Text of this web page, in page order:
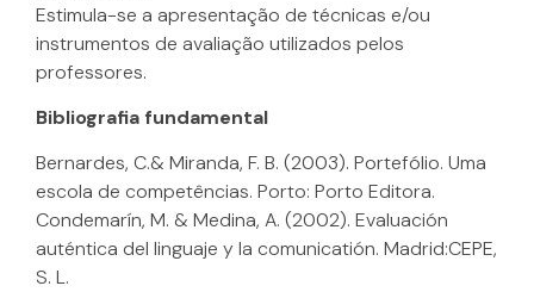
Estimula-se a apresentação de técnicas e/ou
instrumentos de avaliação utilizados pelos
professores.
Bibliografia fundamental
Bernardes, C.& Miranda, F. B. (2003). Portefólio. Uma
escola de competências. Porto: Porto Editora.
Condemarín, M. & Medina, A. (2002). Evaluación
auténtica del linguaje y la comunicatión. Madrid:CEPE,
S. L.